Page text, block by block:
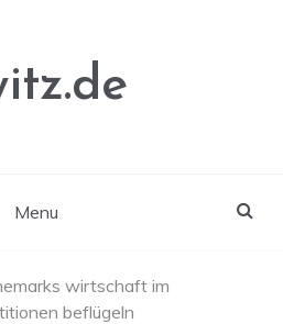
Menu
wirtschaft im
beflügeln